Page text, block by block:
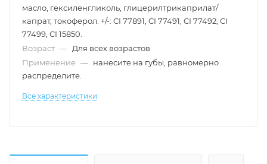
масло, гексиленгликоль, глицерилтрикаприлат/
капрат, токоферол. +/-: CI 77891, CI 77491, CI 77492, CI
77499, CI 15850.
Возраст — Для всех возрастов
Применение — нанесите на губы, равномерно
распределите.
Все характеристики